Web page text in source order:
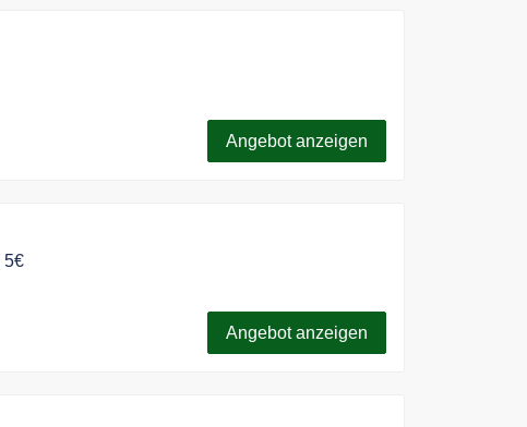
Angebot anzeigen
5€
Angebot anzeigen